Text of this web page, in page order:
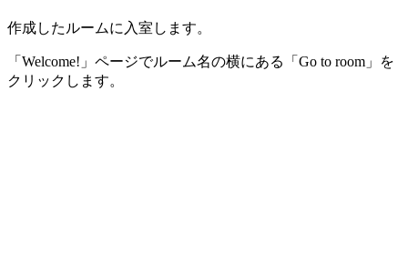
作成したルームに入室します。
「Welcome!」ページでルーム名の横にある「Go to room」を
クリックします。